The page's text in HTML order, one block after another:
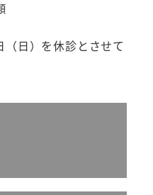
日）を休診とさせて